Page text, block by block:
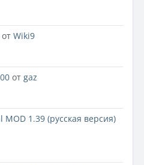
от Wiki9
от gaz
MOD 1.39 (русская версия)